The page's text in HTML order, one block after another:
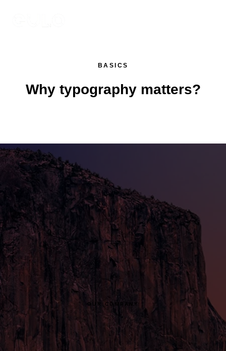
BASICS
Why typography matters?
OUR COMPANY